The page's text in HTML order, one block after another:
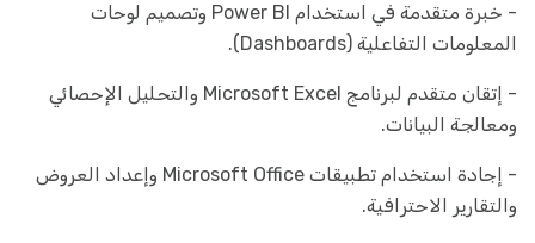
- خبرة متقدمة في استخدام Power BI وتصميم لوحات
المعلومات التفاعلية (Dashboards).
- إتقان متقدم لبرنامج Microsoft Excel والتحليل الإحصائي
ومعالجة البيانات.
- إجادة استخدام تطبيقات Microsoft Office وإعداد العروض
والتقارير الاحترافية.